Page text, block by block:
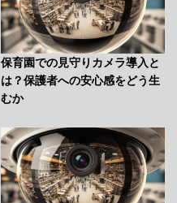
保育園での見守りカメラ導入と
は？保護者への安心感をどう生
むか